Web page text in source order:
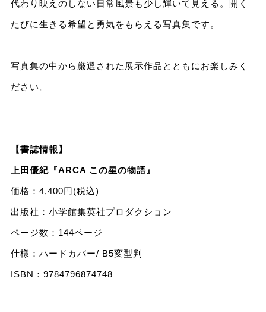
代わり映えのしない日常風景も少し輝いて見える。開く
たびに生きる希望と勇気をもらえる写真集です。
写真集の中から厳選された展示作品とともにお楽しみく
ださい。
【書誌情報】
上田優紀『ARCA この星の物語』
価格：4,400円(税込)
出版社：小学館集英社プロダクション
ページ数：144ページ
仕様：ハードカバー/ B5変型判
ISBN：9784796874748